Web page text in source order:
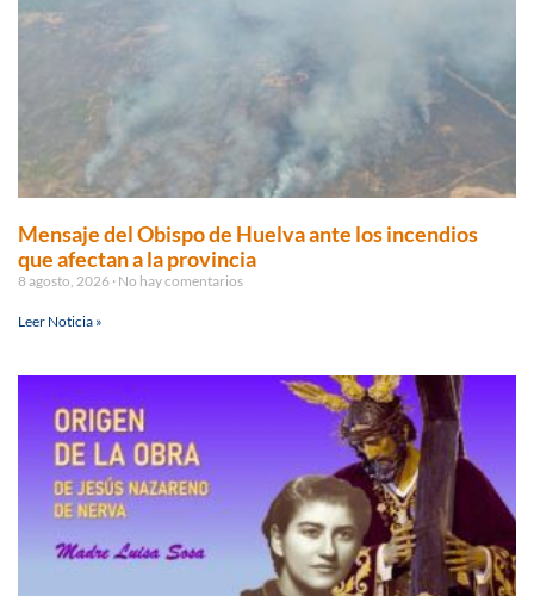
Mensaje del Obispo de Huelva ante los incendios
que afectan a la provincia
8 agosto, 2026 No hay comentarios
Leer Noticia »